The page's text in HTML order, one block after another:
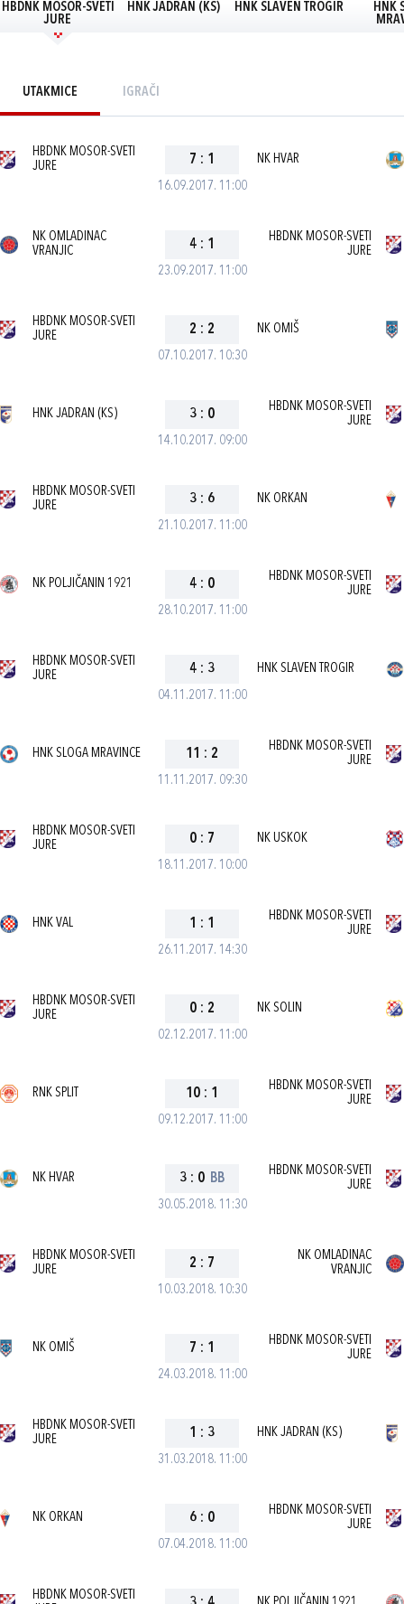
HBDNK MOSOR-SVETI
JURE
HNK JADRAN (KS) HNK SLAVEN TROGIR
HNK
UTAKMICE IGRAČI
16.09.2017. 11:00
HBDNK MOSOR-SVETI
JURE
7 : 1 NK HVAR
23.09.2017. 11:00
NK OMLADINAC
VRANJIC
4 : 1
HBDNK MOSOR-SVETI
JURE
07.10.2017. 10:30
HBDNK MOSOR-SVETI
JURE
2 : 2 NK OMIŠ
14.10.2017. 09:00
HNK JADRAN (KS) 3 : 0
HBDNK MOSOR-SVETI
JURE
21.10.2017. 11:00
HBDNK MOSOR-SVETI
JURE
3 : 6 NK ORKAN
28.10.2017. 11:00
NK POLJIČANIN 1921 4 : 0
HBDNK MOSOR-SVETI
JURE
04.11.2017. 11:00
HBDNK MOSOR-SVETI
JURE
4 : 3 HNK SLAVEN TROGIR
11.11.2017. 09:30
HNK SLOGA MRAVINCE 11 : 2
HBDNK MOSOR-SVETI
JURE
18.11.2017. 10:00
HBDNK MOSOR-SVETI
JURE
0 : 7 NK USKOK
26.11.2017. 14:30
HNK VAL 1 : 1
HBDNK MOSOR-SVETI
JURE
02.12.2017. 11:00
HBDNK MOSOR-SVETI
JURE
0 : 2 NK SOLIN
09.12.2017. 11:00
RNK SPLIT 10 : 1
HBDNK MOSOR-SVETI
JURE
30.05.2018. 11:30
NK HVAR 3 : 0 BB
HBDNK MOSOR-SVETI
JURE
10.03.2018. 10:30
HBDNK MOSOR-SVETI
JURE
2 : 7
NK OMLADINAC
VRANJIC
24.03.2018. 11:00
NK OMIŠ 7 : 1
HBDNK MOSOR-SVETI
JURE
31.03.2018. 11:00
HBDNK MOSOR-SVETI
JURE
1 : 3 HNK JADRAN (KS)
07.04.2018. 11:00
NK ORKAN 6 : 0
HBDNK MOSOR-SVETI
JURE
HBDNK MOSOR-SVETI